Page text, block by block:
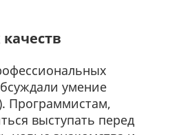
умение
Программистам,
выступать перед